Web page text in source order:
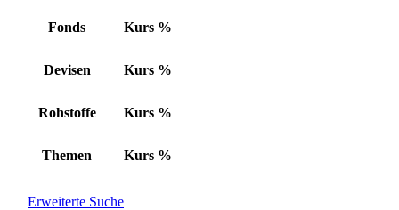
Fonds Kurs %
Devisen Kurs %
Rohstoffe Kurs %
Themen Kurs %
Erweiterte Suche